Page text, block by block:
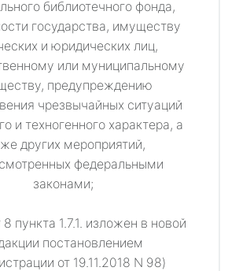
библиотечного фонда,
государства, имуществу
и юридических лиц,
или муниципальному
предупреждению
чрезвычайных ситуаций
и техногенного характера, а
других мероприятий,
федеральными
законами;
пункта 1.7.1. изложен в новой
постановлением
от 19.11.2018 N 98)